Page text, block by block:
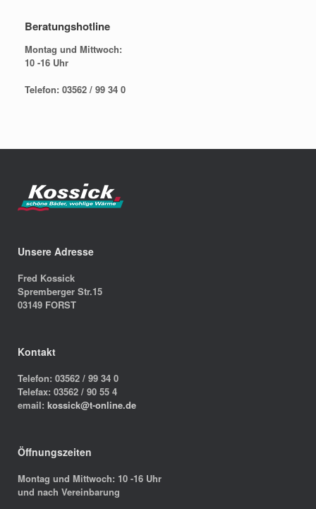
Beratungshotline
Montag und Mittwoch:
10 -16 Uhr
Telefon: 03562 / 99 34 0
Unsere Adresse
Fred Kossick
Spremberger Str.15
03149 FORST
Kontakt
Telefon: 03562 / 99 34 0
Telefax: 03562 / 90 55 4
email: kossick@t-online.de
Öffnungszeiten
Montag und Mittwoch: 10 -16 Uhr
und nach Vereinbarung